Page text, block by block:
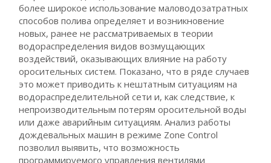
более широкое использование маловодозатратных
способов полива определяет и возникновение
новых, ранее не рассматриваемых в теории
водораспределения видов возмущающих
воздействий, оказывающих влияние на работу
оросительных систем. Показано, что в ряде случаев
это может приводить к нештатным ситуациям на
водораспределительной сети и, как следствие, к
непроизводительным потерям оросительной воды
или даже аварийным ситуациям. Анализ работы
дождевальных машин в режиме Zone Control
позволил выявить, что возможность
программируемого управления вентилями